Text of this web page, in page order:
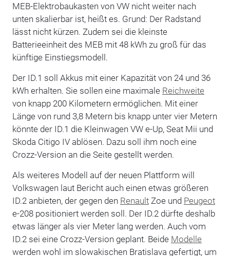
MEB-Elektrobaukasten von VW nicht weiter nach
unten skalierbar ist, heißt es. Grund: Der Radstand
lässt nicht kürzen. Zudem sei die kleinste
Batterieeinheit des MEB mit 48 kWh zu groß für das
künftige Einstiegsmodell.
Der ID.1 soll Akkus mit einer Kapazität von 24 und 36
kWh erhalten. Sie sollen eine maximale Reichweite
von knapp 200 Kilometern ermöglichen. Mit einer
Länge von rund 3,8 Metern bis knapp unter vier Metern
könnte der ID.1 die Kleinwagen VW e-Up, Seat Mii und
Skoda Citigo IV ablösen. Dazu soll ihm noch eine
Crozz-Version an die Seite gestellt werden.
Als weiteres Modell auf der neuen Plattform will
Volkswagen laut Bericht auch einen etwas größeren
ID.2 anbieten, der gegen den RenaultZoe und Peugeot
e-208 positioniert werden soll. Der ID.2 dürfte deshalb
etwas länger als vier Meter lang werden. Auch vom
ID.2 sei eine Crozz-Version geplant. Beide Modelle
werden wohl im slowakischen Bratislava gefertigt, um